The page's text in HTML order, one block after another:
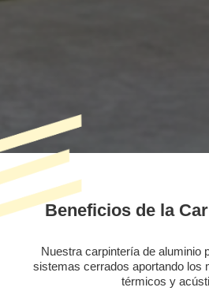
Beneficios de la
Nuestra carpintería de aluminio
sistemas cerrados aportando los
térmicos y